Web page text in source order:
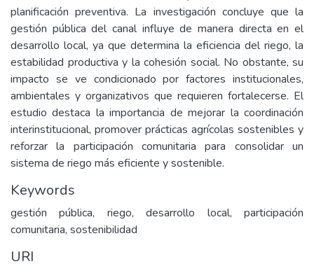
planificación preventiva. La investigación concluye que la
gestión pública del canal influye de manera directa en el
desarrollo local, ya que determina la eficiencia del riego, la
estabilidad productiva y la cohesión social. No obstante, su
impacto se ve condicionado por factores institucionales,
ambientales y organizativos que requieren fortalecerse. El
estudio destaca la importancia de mejorar la coordinación
interinstitucional, promover prácticas agrícolas sostenibles y
reforzar la participación comunitaria para consolidar un
sistema de riego más eficiente y sostenible.
Keywords
gestión pública, riego, desarrollo local, participación
comunitaria, sostenibilidad
URI